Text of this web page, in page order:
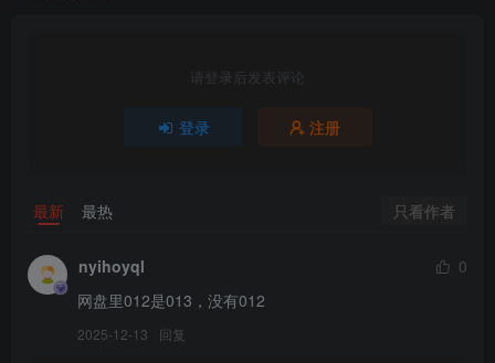
Maruemon(마루에몽) – NO.023 [DJAWA] Maruemon – Plug Me In
[2.20]
Maruemon(마루에몽) – NO.022 – Plug Me In Miku[137P-1.48G]
[2024.1.20]
请登录后发表评论
登录 注册
最新 最热 只看作者
nyihoyql
0
网盘里012是013，没有012
2025-12-13 回复